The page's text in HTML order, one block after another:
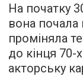
На початку
вона почала
проміняла
до кінця 70-
акторську